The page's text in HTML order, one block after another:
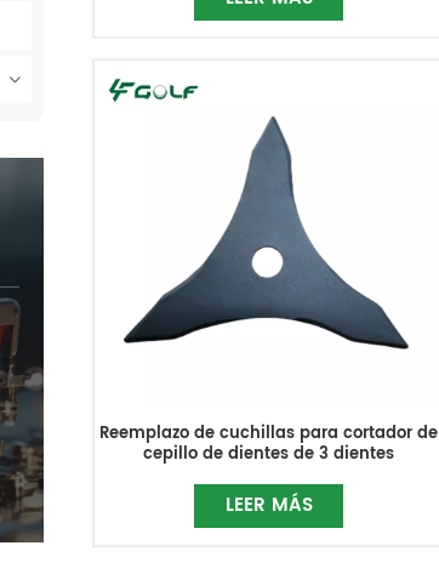
Reemplazo de cuchillas para cortador de
cepillo de dientes de 3 dientes
LEER MÁS